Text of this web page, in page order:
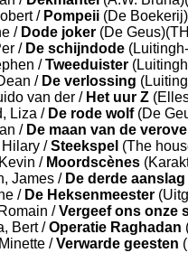
/ Pompeii (De
/ Dode joker (De
/ De schijndode
/Tweeduister
/ De verlossing
van der / Het uur Z
Liza / De rode wolf (De
/ De maan van de
/Steekspel (The
/ Moordscènes
James / De derde aanslag
/ De Heksenmeester
/Vergeef ons onze
Bert /Operatie Raghadan
/Verwarde geesten